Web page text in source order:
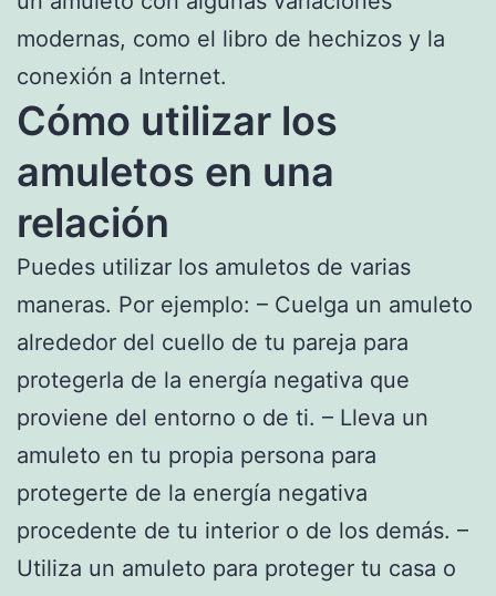
modernas, como el libro de hechizos y la
conexión a Internet.
Cómo utilizar los
amuletos en una
relación
Puedes utilizar los amuletos de varias
maneras. Por ejemplo: – Cuelga un amuleto
alrededor del cuello de tu pareja para
protegerla de la energía negativa que
proviene del entorno o de ti. – Lleva un
amuleto en tu propia persona para
protegerte de la energía negativa
procedente de tu interior o de los demás. –
Utiliza un amuleto para proteger tu casa o